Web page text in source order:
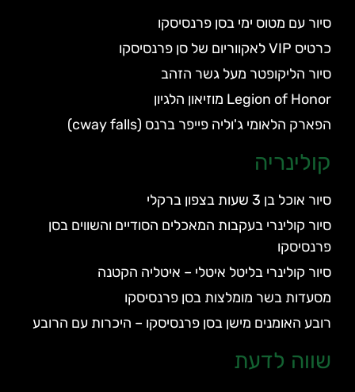
סיור עם מטוס ימי בסן פרנסיסקו
כרטיס VIP לאקווריום של סן פרנסיסקו
סיור הליקופטר מעל גשר הזהב
Legion of Honor מוזיאון הלגיון
הפארק הלאומי ג'וליה פייפר ברנס (cway falls)
קולינריה
סיור אוכל בן 3 שעות בצפון ברקלי
סיור קולינרי בעקבות המאכלים הסודיים והשווים בסן
פרנסיסקו
סיור קולינרי בליטל איטלי – איטליה הקטנה
מסעדות בשר מומלצות בסן פרנסיסקו
רובע האומנים מישן בסן פרנסיסקו – היכרות עם הרובע
שווה לדעת